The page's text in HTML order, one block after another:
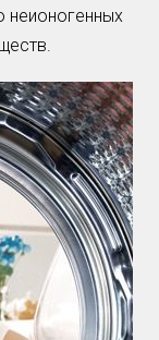
неионогенных